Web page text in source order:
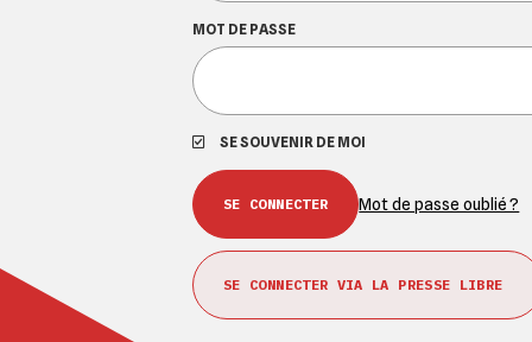
MOT DE PASSE
SE SOUVENIR DE MOI
Mot de passe oublié ?
SE CONNECTER VIA LA PRESSE LIBRE